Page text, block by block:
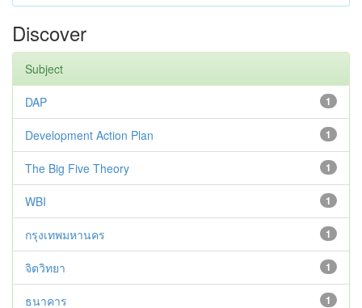
Discover
Subject
1
DAP
1
Development Action Plan
1
The Big Five Theory
1
WBI
1
กรุงเทพมหานคร
1
จิตวิทยา
1
ธนาคาร